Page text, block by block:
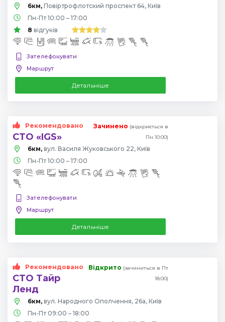
6км,
Повіртрофлотский проспект 64, Київ
Пн-Пт 10:00 – 17:00
8 відгуків
Зателефонувати
Маршрут
Детальніше
Рекомендовано
СТО «IGS»
Зачинено (відкриється в
Пн 10:00)
6км, вул. Василя Жуковського 22, Київ
Пн-Пт 10:00 – 17:00
Зателефонувати
Маршрут
Детальніше
Рекомендовано
СТО Тайр
Ленд
Відкрито (зачиниться в Пт
18:00)
6км, вул. Народного Ополчення, 26а, Київ
Пн-Пт 09:00 – 18:00